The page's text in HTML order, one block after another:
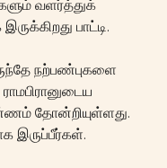
வளர்த்துக்
பாட்டி.
நற்பண்புகளை
தோன்றியுள்ளது.
இருப்பீர்கள்.